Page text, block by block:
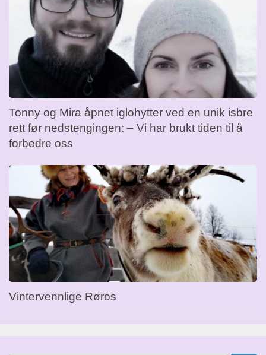
Tonny og Mira åpnet iglohytter ved en unik isbre
rett før nedstengingen: – Vi har brukt tiden til å
forbedre oss
Vintervennlige Røros